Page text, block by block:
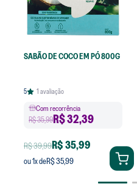
SABÃO DE COCO EM PÓ 800G
5 1 avaliação
Com recorrência
R$ 35,99R$32,39
R$ 39,99R$ 35,99
ou1x deR$ 35,99